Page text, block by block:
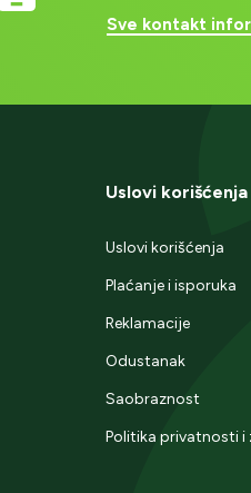
Sve kontakt
Uslovi korišćenja
Uslovi korišćenja
Plaćanje i isporuka
Reklamacije
Odustanak
Saobraznost
Politika privatnosti